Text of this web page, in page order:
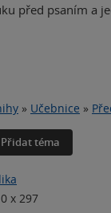
před psaním a
» Učebnice »
Přidat téma
x 297